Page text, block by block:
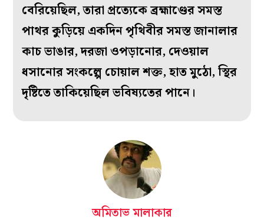
বেরিয়েছিল, তারা প্রত্যেকে ব্রহ্মাণ্ডের সমস্ত
পাথর কুড়িয়ে একদিন পৃথিবীর সমস্ত জানালার
কাচ ভাঙার, দরজা ওপড়ানোর, দেওয়াল
ধসানোর সংকল্পে চোয়াল শক্ত, হাত মুঠো, স্থির
দৃষ্টিতে তাকিয়েছিল ভবিষ্যতের পানে।
অমিতাভ মালাকার